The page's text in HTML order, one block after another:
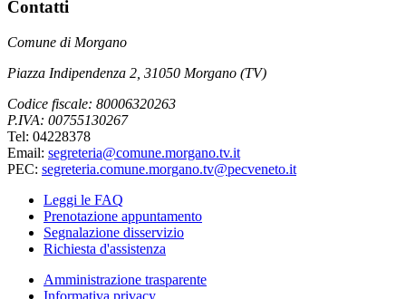
Contatti
Comune di Morgano
Piazza Indipendenza 2, 31050 Morgano (TV)
Codice fiscale: 80006320263
P.IVA: 00755130267
Tel: 04228378
Email: segreteria@comune.morgano.tv.it
PEC: segreteria.comune.morgano.tv@pecveneto.it
Leggi le FAQ
Prenotazione appuntamento
Segnalazione disservizio
Richiesta d'assistenza
Amministrazione trasparente